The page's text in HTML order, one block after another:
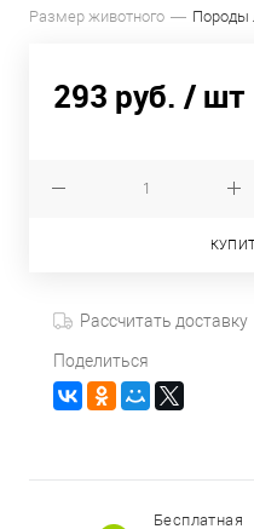
Размер животного
Породы
293 руб. / шт
Рассчитать доставку
Поделиться
Бесплатная